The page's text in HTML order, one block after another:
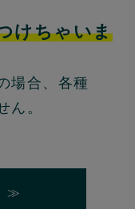
けちゃいま
場合、各種
ん。
≫